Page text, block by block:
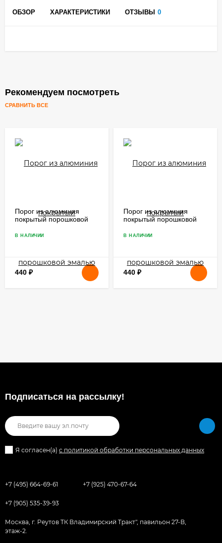
ОБЗОР ХАРАКТЕРИСТИКИ ОТЗЫВЫ 0
Рекомендуем посмотреть
СРАВНИТЬ ВСЕ
Порог из алюминия
покрытый порошковой
мрамор 2,7 м
В НАЛИЧИИ
440 ₽
Порог из алюминия
покрытый порошковой
антик 2,7 м
В НАЛИЧИИ
440 ₽
Подписаться на рассылкy!
Я согласен(a) с политикой обработки персональных данных
+7 (495) 664-69-61 +7 (925) 470-67-64
+7 (905) 535-39-93
Москва, г. Реутов ТК Владимирский Тракт", павильон 27-В,
этаж-2.